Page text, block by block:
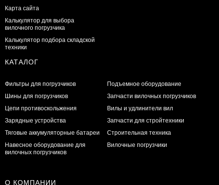
Карта сайта
Калькулятор для выбора
вилочного погрузчика
Калькулятор подбора складской
техники
КАТАЛОГ
Фильтры для погрузчиков
Шины для погрузчиков
Цепи противоскольжения
Зарядные устройства
Тяговые аккумуляторные батареи
Навесное оборудование для
вилочных погрузчиков
Подъемное оборудование
Запчасти вилочных погрузчиков
Вилы и удлинители вил
Запчасти для стройтехники
Строительная техника
Вилочные погрузчики
О КОМПАНИИ